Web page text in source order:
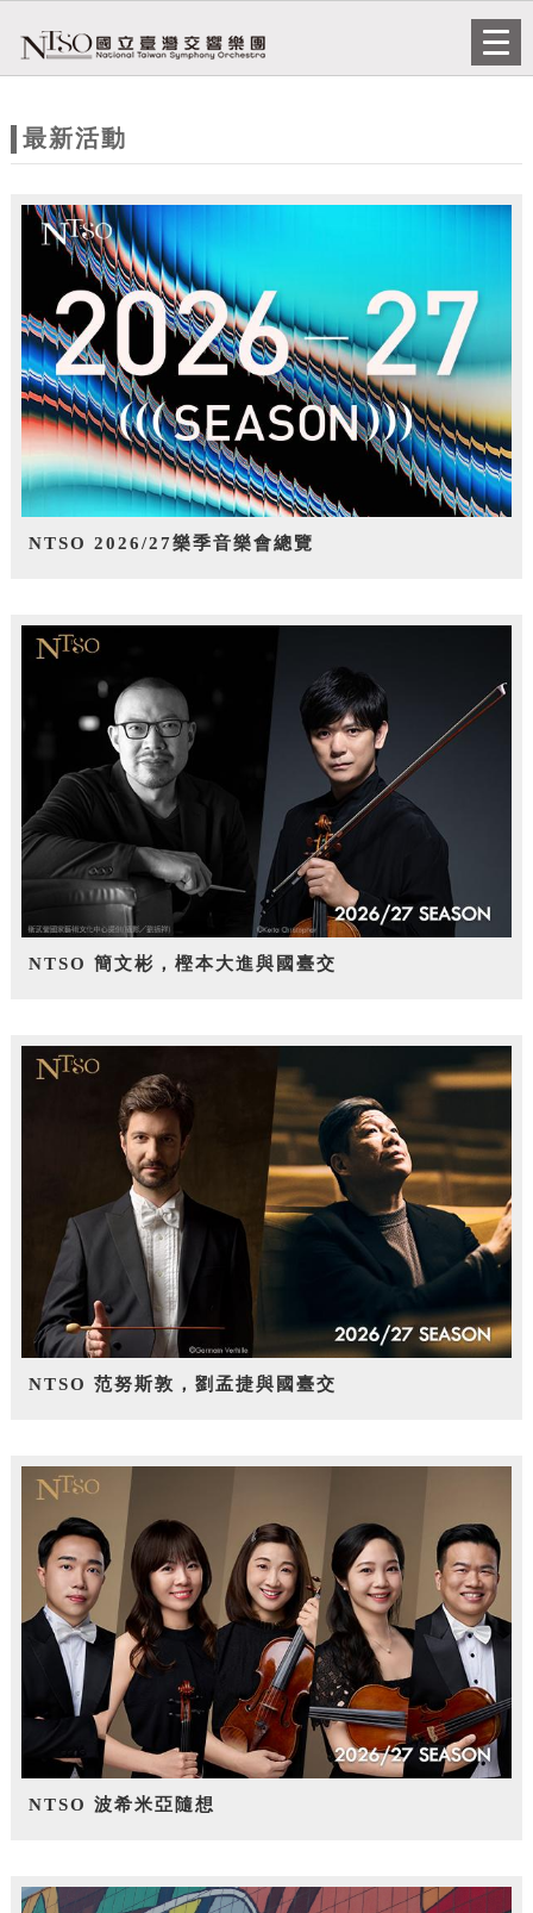
站
題
最新活動
NTSO 2026/27樂季音樂會總覽
NTSO 簡文彬，樫本大進與國臺交
NTSO 范努斯敦，劉孟捷與國臺交
NTSO 波希米亞隨想